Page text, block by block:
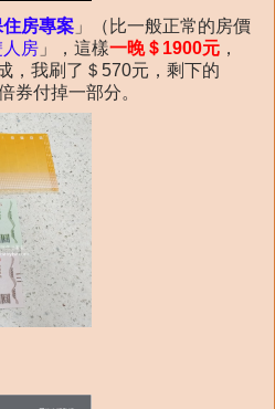
房專案 」（比一般正常的房價
房 」，這樣一晚＄1900元 ，
，我刷了＄570元，剩下的
券付掉一部分。